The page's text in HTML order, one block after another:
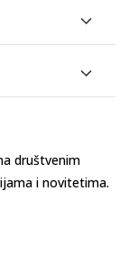
društvenim
i novitetima.